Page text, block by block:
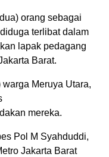
orang sebagai
terlibat dalam
lapak pedagang
Barat.
Meruya Utara,
mereka.
Pol M Syahduddi,
Jakarta Barat